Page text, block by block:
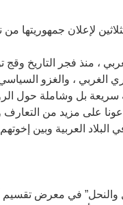
، منذ فجر التاريخ
الغربي ، والغزو
بل وشاملة حول
على مزيد من
العربية وبين
والنحل” في معرض تقسيم